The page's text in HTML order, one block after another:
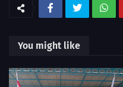
You might like